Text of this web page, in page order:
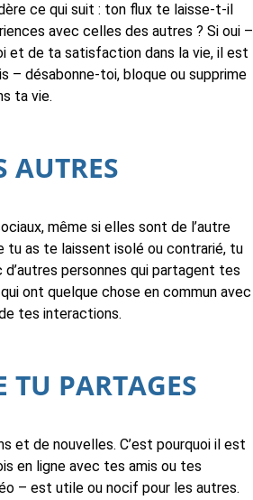
ce qui suit : ton flux te laisse-t-il
avec celles des autres ? Si oui –
et de ta satisfaction dans la vie, il est
– désabonne-toi, bloque ou supprime
ta vie.
AUTRES
même si elles sont de l’autre
tu as te laissent isolé ou contrarié, tu
personnes qui partagent tes
ont quelque chose en commun avec
tes interactions.
TU PARTAGES
et de nouvelles. C’est pourquoi il est
en ligne avec tes amis ou tes
– est utile ou nocif pour les autres.